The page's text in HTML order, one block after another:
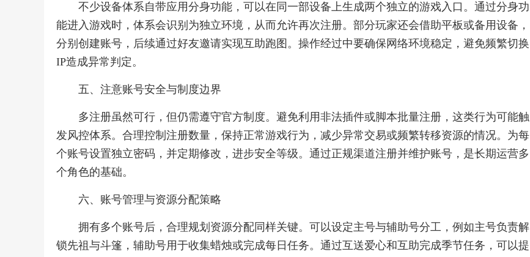
不少设备体系自带应用分身功能，可以在同一部设备上生成两个独立的游戏入口。通过分身功
能进入游戏时，体系会识别为独立环境，从而允许再次注册。部分玩家还会借助平板或备用设备，
分别创建账号，后续通过好友邀请实现互助跑图。操作经过中要确保网络环境稳定，避免频繁切换
IP造成异常判定。
五、注意账号安全与制度边界
多注册虽然可行，但仍需遵守官方制度。避免利用非法插件或脚本批量注册，这类行为可能触
发风控体系。合理控制注册数量，保持正常游戏行为，减少异常交易或频繁转移资源的情况。为每
个账号设置独立密码，并定期修改，进步安全等级。通过正规渠道注册并维护账号，是长期运营多
个角色的基础。
六、账号管理与资源分配策略
拥有多个账号后，合理规划资源分配同样关键。可以设定主号与辅助号分工，例如主号负责解
锁先祖与斗篷，辅助号用于收集蜡烛或完成每日任务。通过互送爱心和互助完成季节任务，可以提